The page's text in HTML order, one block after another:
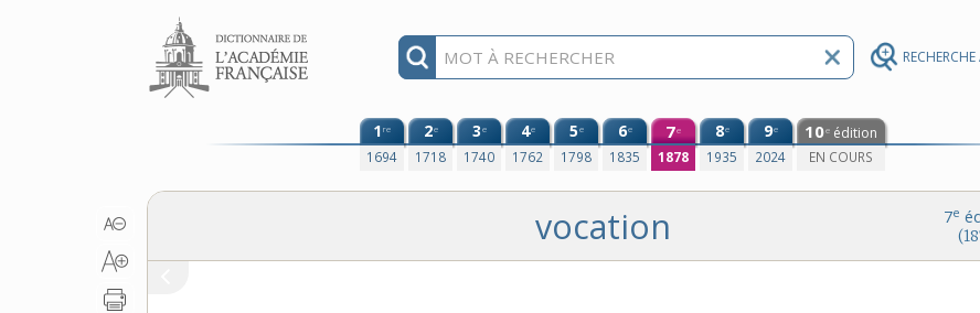
Aller au contenu
1re
1694
2e
1718
3e
1740
4e
1762
5e
1798
6e
1835
7e
1878
8e
1935
9e
2024
10e édition
EN COURS
7e
vocation